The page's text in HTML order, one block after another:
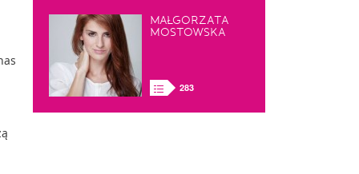
MAŁGORZATA
MOSTOWSKA
283